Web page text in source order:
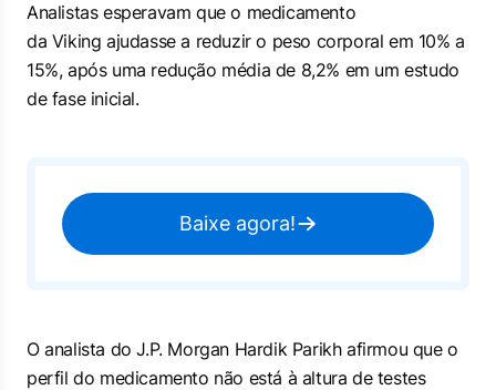
Analistas esperavam que o medicamento
da Viking ajudasse a reduzir o peso corporal em 10% a
15%, após uma redução média de 8,2% em um estudo
de fase inicial.
Baixe agora!
O analista do J.P. Morgan Hardik Parikh afirmou que o
perfil do medicamento não está à altura de testes